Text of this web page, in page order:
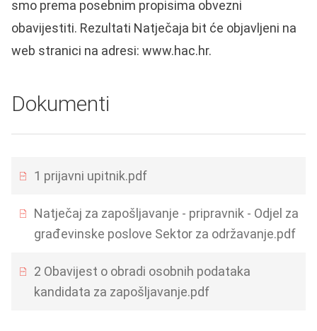
smo prema posebnim propisima obvezni
obavijestiti. Rezultati Natječaja bit će objavljeni na
web stranici na adresi: www.hac.hr.
Dokumenti
1 prijavni upitnik.pdf
Natječaj za zapošljavanje - pripravnik - Odjel za
građevinske poslove Sektor za održavanje.pdf
2 Obavijest o obradi osobnih podataka
kandidata za zapošljavanje.pdf